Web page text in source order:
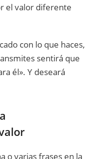
el valor diferente
con lo que haces,
sentirá que
él». Y deseará
o varias frases en la